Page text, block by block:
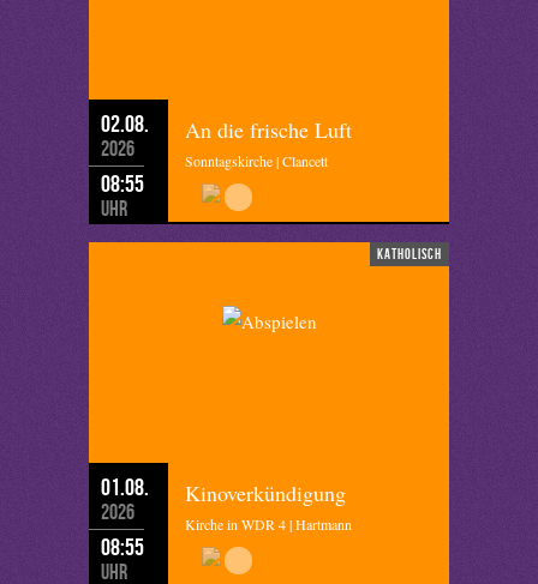
02.08.
2026
08:55
Uhr
An die frische Luft
Sonntagskirche | Clancett
katholisch
01.08.
2026
08:55
Uhr
Kinoverkündigung
Kirche in WDR 4 | Hartmann